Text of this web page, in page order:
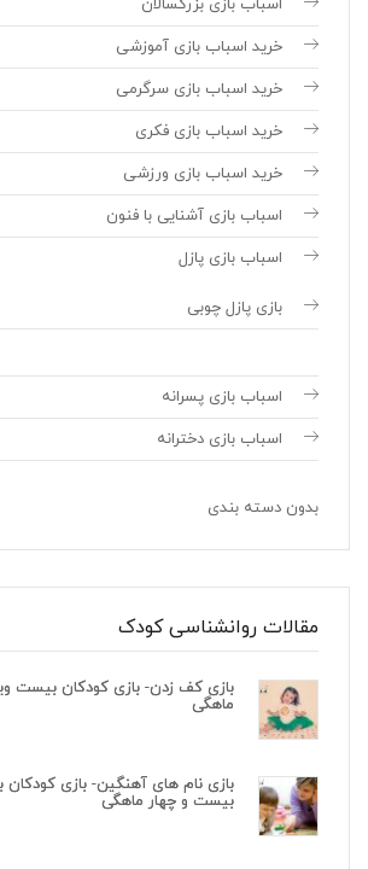
اسباب بازی بزرگسالان
خرید اسباب بازی آموزشی
خرید اسباب بازی سرگرمی
خرید اسباب بازی فکری
خرید اسباب بازی ورزشی
اسباب بازی آشنایی با فنون
اسباب بازی پازل
بازی پازل چوبی
اسباب بازی پسرانه
اسباب بازی دخترانه
بدون دسته بندی
مقالات روانشناسی کودک
بازی کف زدن- بازی کودکان بیست
ماهگی
بازی نام های آهنگین- بازی
بیست و چهار ماهگی